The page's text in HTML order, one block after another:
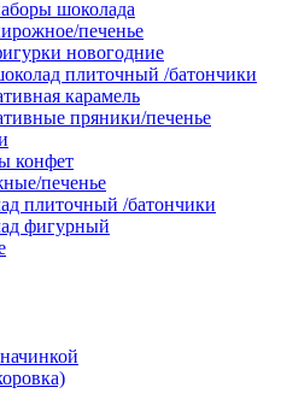
шоколада
печенье
новогодние
плиточный /батончики
карамель
пряники/печенье
конфет
печенье
плиточный /батончики
фигурный